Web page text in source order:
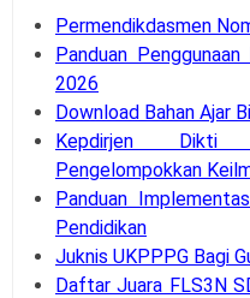
Permendikdasmen
Panduan
2026
Download Bahan Ajar
Kepdirjen Dikti
Pengelompokkan
Panduan
Pendidikan
Juknis UKPPPG Bagi
Daftar Juara FLS3N